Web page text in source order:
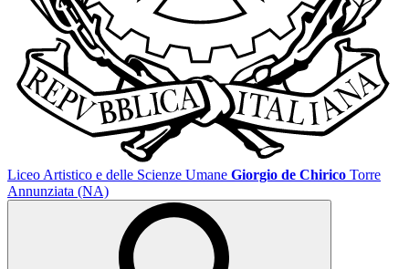
Liceo Artistico e delle Scienze Umane Giorgio de Chirico Torre
Annunziata (NA)